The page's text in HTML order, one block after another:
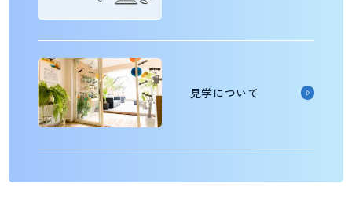
見学について